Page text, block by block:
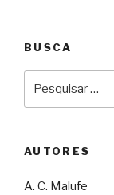
BUSCA
AUTORES
A. C. Malufe